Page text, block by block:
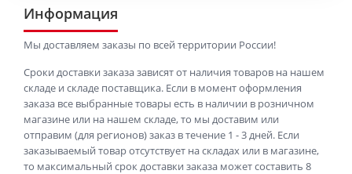
Информация
Мы доставляем заказы по всей территории России!
Сроки доставки заказа зависят от наличия товаров на нашем
складе и складе поставщика. Если в момент оформления
заказа все выбранные товары есть в наличии в розничном
магазине или на нашем складе, то мы доставим или
отправим (для регионов) заказ в течение 1 - 3 дней. Если
заказываемый товар отсутствует на складах или в магазине,
то максимальный срок доставки заказа может составить 8